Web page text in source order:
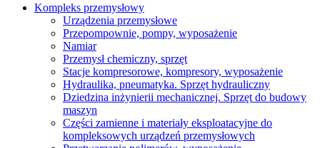
Kompleks przemysłowy
Urządzenia przemysłowe
Przepompownie, pompy, wyposażenie
Namiar
Przemysł chemiczny, sprzęt
Stacje kompresorowe, kompresory, wyposażenie
Hydraulika, pneumatyka. Sprzęt hydrauliczny
Dziedzina inżynierii mechanicznej. Sprzęt do budowy
maszyn
Części zamienne i materiały eksploatacyjne do
kompleksowych urządzeń przemysłowych